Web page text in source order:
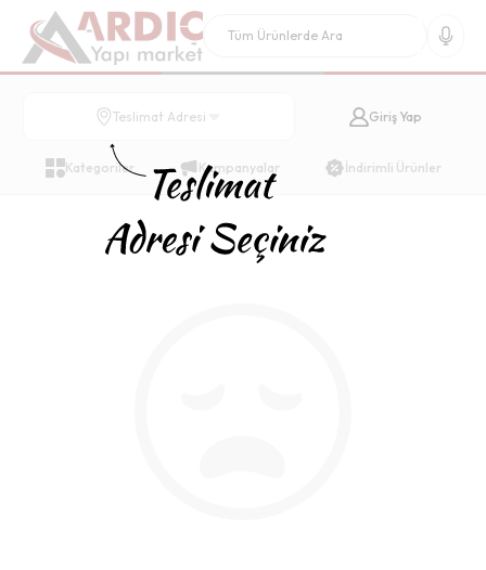
Teslimat Adresi Giriş Yap
Kategoriler Kampanyalar İndirimli Ürünler